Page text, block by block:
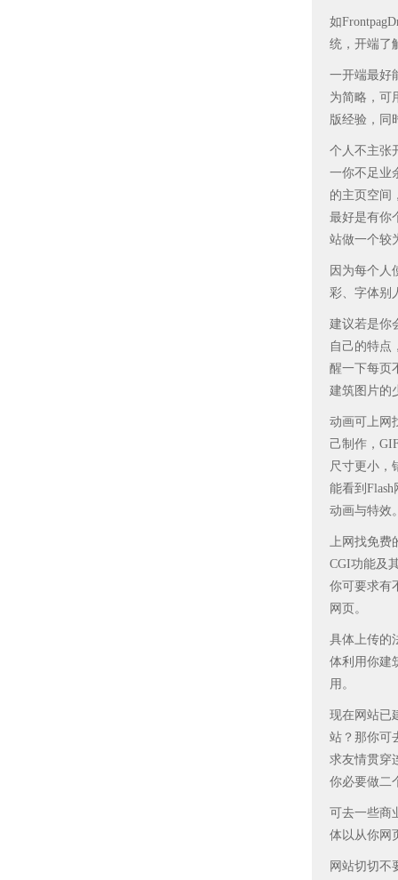
如
统，开端了
一开端最好
为简略，可
版经验，同
个人不主张
一你不足业
的主页空间
最好是有你
站做一个较
因为每个人
彩、字体别
建议若是你
自己的特点
醒一下每页
建筑图片的
动画可上网
己制作，
尺寸更小，
能看到
动画与特效
上网找免
CGI功能及
你可要求有
网页。
具体上传的
体利用你建
用。
现在网站已
站？那你可
求友情贯穿
你必要做二
可去一些商
体以从你网
网站切切不